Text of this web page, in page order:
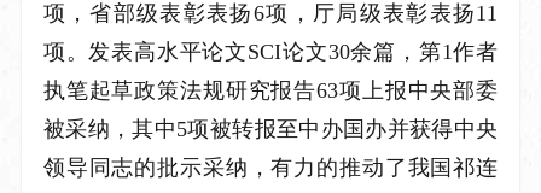
项，省部级表彰表扬6项，厅局级表彰表扬11
项。发表高水平论文SCI论文30余篇， 第1作者
执笔起草政策法规研究报告63项上报中央部委
被采纳，其中5项被转报至中办国办并获得中央
领导同志的批示采纳，有力的推动了我国祁连